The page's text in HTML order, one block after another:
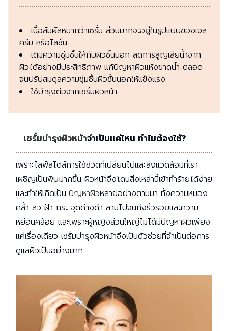
เนื้อสัมผัสหนากว่าเซรั่ม ส่วนมากจะอยู่ในรูปแบบของเจล
ครีม หรือโลชั่น
เติมความชุ่มชื้นให้กับผิวชั้นนอก ลดการสูญเสียน้ำจาก
ผิวได้อย่างมีประสิทธิภาพ แก้ปัญหาผิวแห้งขาดน้ำ ตลอด
จนปรับสมดุลความชุ่มชื้นผิวชั้นนอกให้แข็งแรง
ใช้บำรุงต่อจากเซรั่มผิวหน้า
เซรั่มบำรุงผิวหน้าจำเป็นแค่ไหน ทำไมต้องใช้?
เพราะไลฟ์สไตล์การใช้ชีวิตที่เปลี่ยนไปและสิ่งแวดล้อมที่เรา
เผชิญเป็นพิษมากขึ้น ผิวหน้าจึงโดนสิ่งเหล่านี้เข้าทำร้ายได้ง่าย
และทำให้เกิดเป็น ปัญหาผิวหลายอย่างตามมา ทั้งความหมอง
คล้ำ สิว ฝ้า กระ จุดด่างดำ ลามไปจนถึงริ้วรอยและความ
หย่อนคล้อย และเพราะผู้หญิงส่วนใหญ่ไม่ได้มีปัญหาผิวเพียง
แค่เรื่องเดียว เซรั่มบำรุงผิวหน้าจึงเป็นตัวช่วยที่จำเป็นต่อการ
ดูแลผิวเป็นอย่างมาก